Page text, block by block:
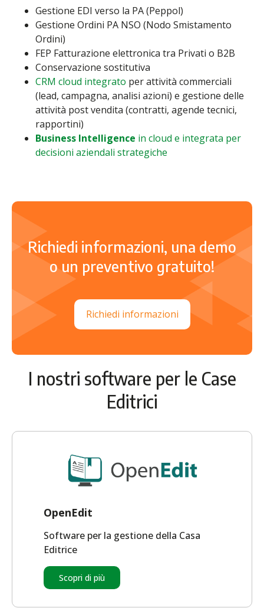
Gestione EDI verso la PA (Peppol)
Gestione Ordini PA NSO (Nodo Smistamento
Ordini)
FEP Fatturazione elettronica tra Privati o B2B
Conservazione sostitutiva
CRM cloud integrato per attività commerciali
(lead, campagna, analisi azioni) e gestione delle
attività post vendita (contratti, agende tecnici,
rapportini)
Business Intelligence in cloud e integrata per
decisioni aziendali strategiche
Richiedi informazioni, una demo
o un preventivo gratuito!
Richiedi informazioni
I nostri software per le Case
Editrici
OpenEdit
Software per la gestione della Casa
Editrice
Scopri di più